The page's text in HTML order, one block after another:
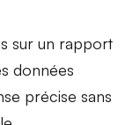
sur un rapport
données
précise sans